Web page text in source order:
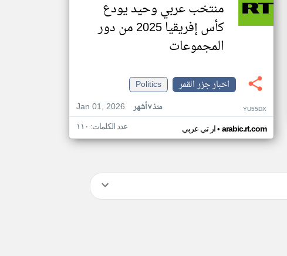
منتخب عربي وحيد يودع
كأس إفريقيا 2025 من دور
المجموعات
اخبار جزر القمر
Politics
Jan 01, 2026
منذ ٧ أشهر YU55DX
ار تي عربي• arabic.rt.com عدد الكلمات: ١١٠